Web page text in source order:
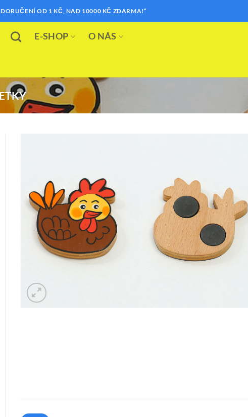
OD 1 KČ, NAD 10000 KČ ZDARMA!“
E-SHOP O NÁS